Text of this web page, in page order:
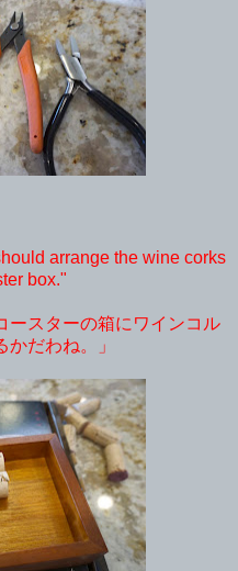
arrange the wine corks
box."
ースターの箱にワインコル
かだわね。」